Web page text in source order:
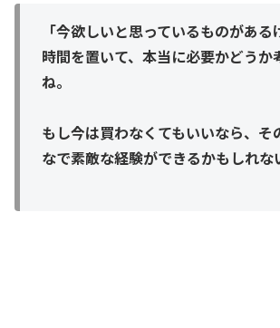
「今欲しいと思っているものがある
時間を置いて、本当に必要かどうか
ね。
もし今は買わなくてもいいなら、そ
なで素敵な経験ができるかもしれな